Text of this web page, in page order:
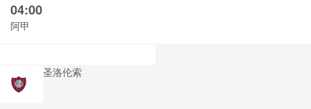
04:00
阿甲
圣洛伦索